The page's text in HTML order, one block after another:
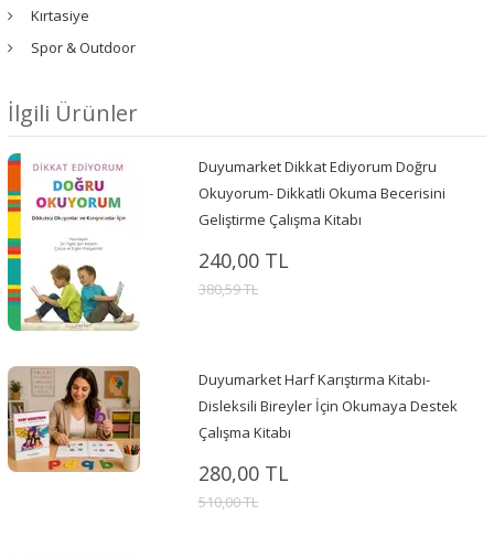
Kırtasiye
Spor & Outdoor
İlgili Ürünler
Duyumarket Dikkat Ediyorum Doğru
Okuyorum- Dikkatli Okuma Becerisini
Geliştirme Çalışma Kitabı
240,00 TL
380,59 TL
Duyumarket Harf Karıştırma Kitabı-
Disleksili Bireyler İçin Okumaya Destek
Çalışma Kitabı
280,00 TL
510,00 TL